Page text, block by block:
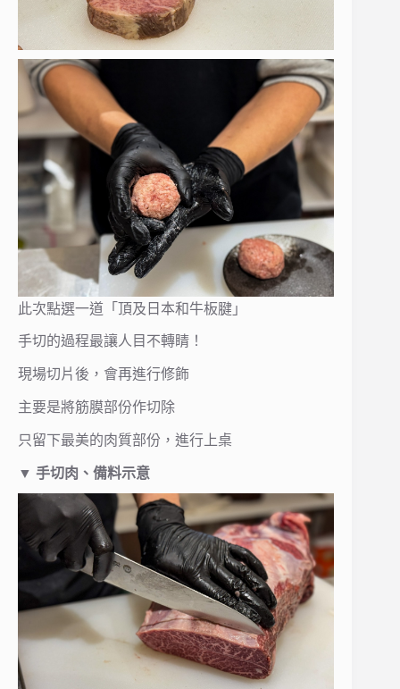
此次點選一道「頂及日本和牛板腱」
手切的過程最讓人目不轉睛！
現場切片後，會再進行修飾
主要是將筋膜部份作切除
只留下最美的肉質部份，進行上桌
▼ 手切肉、備料示意